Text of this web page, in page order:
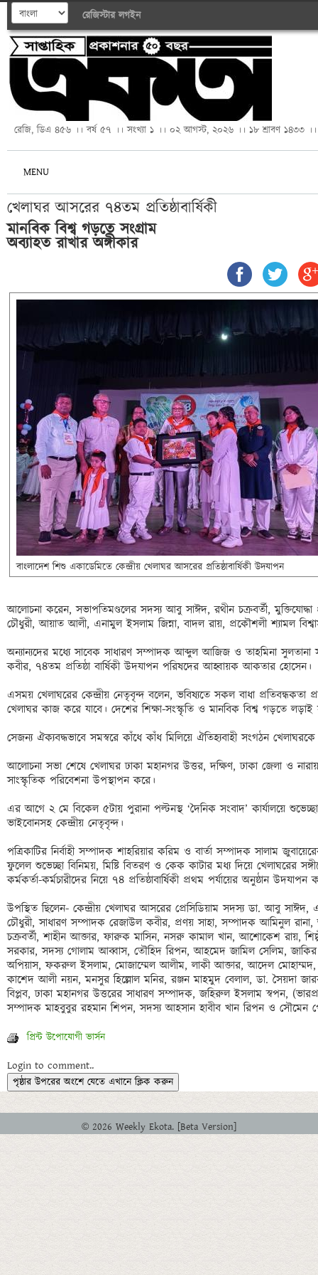
রেজিস্টার লগইন
রেজি, ডিএ ৪৫৬ ।। বর্ষ ৫৭ ।। সংখ্যা ১ ।। ০২ আগস্ট, ২০২৬ ।। ১৮ শ্রাবণ ১৪৩৩ ।।
MENU
খেলাঘর আসরের ৭৪তম প্রতিষ্ঠাবার্ষিকী
মানবিক বিশ্ব গড়তে সংগ্রাম
বাংলাদেশ শিশু একাডেমিতে কেন্দ্রীয় খেলাঘর আসরের প্রতিষ্ঠাবার্ষিকী উদযাপন
আলোচনা করেন, সভাপতিমণ্ডলের সদস্য আবু সাঈদ, রথীন চক্রবর্তী,
চৌধুরী, আয়াত আলী, এনামুল ইসলাম জিন্না, বাদল রায়, প্রকৌশলী শ্যামল
অন্যান্যদের মধ্যে সাবেক সাধারণ সম্পাদক আব্দুল আজিজ ও তাহমিনা সুলতানা
কবীর, ৭৪তম প্রতিষ্ঠা বার্ষিকী উদযাপন পরিষদের আহ্বায়ক আকতার হোসেন।
এসময় খেলাঘরের কেন্দ্রীয় নেতৃবৃন্দ বলেন, ভবিষ্যতে সকল বাধা প্রতিবন্ধকতা
খেলাঘর কাজ করে যাবে। দেশের শিক্ষা-সংস্কৃতি ও মানবিক বিশ্ব গড়তে লড়াই
সেজন্য ঐক্যবদ্ধভাবে সমস্বরে কাঁধে কাঁধ মিলিয়ে ঐতিহ্যবাহী সংগঠন
আলোচনা সভা শেষে খেলাঘর ঢাকা মহানগর উত্তর, দক্ষিণ, ঢাকা জেলা ও
সাংস্কৃতিক পরিবেশনা উপস্থাপন করে।
এর আগে ২ মে বিকেল ৫টায় পুরানা পল্টনস্থ ‘দৈনিক সংবাদ’ কার্যালয়ে
ভাইবোনসহ কেন্দ্রীয় নেতৃবৃন্দ।
পত্রিকাটির নির্বাহী সম্পাদক শাহরিয়ার করিম ও বার্তা সম্পাদক সালাম
ফুলেল শুভেচ্ছা বিনিময়, মিষ্টি বিতরণ ও কেক কাটার মধ্য দিয়ে খেলাঘরের
কর্মকর্তা-কর্মচারীদের নিয়ে ৭৪ প্রতিষ্ঠাবার্ষিকী প্রথম পর্যায়ের অনুষ্ঠান
উপস্থিত ছিলেন- কেন্দ্রীয় খেলাঘর আসরের প্রেসিডিয়াম সদস্য ডা. আবু সাঈদ,
চৌধুরী, সাধারণ সম্পাদক রেজাউল কবীর, প্রণয় সাহা, সম্পাদক আমিনুল
চক্রবর্তী, শাহীন আক্তার, ফারুক মাসিন, নসরু কামাল খান, আশোকেশ রায়,
সরকার, সদস্য গোলাম আব্বাস, তৌহিদ রিপন, আহমেদ জামিল সেলিম, জাকির
অপিয়াস, ফকরুল ইসলাম, মোজাম্মেল আলীম, লাকী আক্তার, আদেল মোহাম্মদ,
কাশেদ আলী নয়ন, মনসুর হিল্লোল মনির, রঞ্জন মাহমুদ বেলাল, ডা. সৈয়দা
বিপ্লব, ঢাকা মহানগর উত্তরের সাধারণ সম্পাদক, জহিরুল ইসলাম স্বপন,
প্রিন্ট উপোযোগী ভার্সন
Login to comment..
পৃষ্ঠার উপরের অংশে যেতে এখানে ক্লিক করুন
© 2026 Weekly Ekota. [Beta Version]